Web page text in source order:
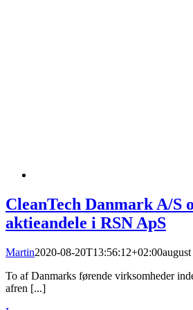
CleanTech Danmark A/S
aktieandele i RSN ApS
Martin2020-08-20T13:56:12+02:00
To af Danmarks førende virksomheder
afren [...]